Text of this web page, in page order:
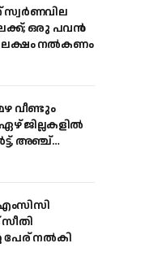
സ്വര്‍ണവില
ഒരു പവന്‍
ലക്ഷം നല്‍കണം
വീണ്ടും
ജില്ലകളില്‍
അഞ്ച്
അവധി
പേര് നല്‍കി